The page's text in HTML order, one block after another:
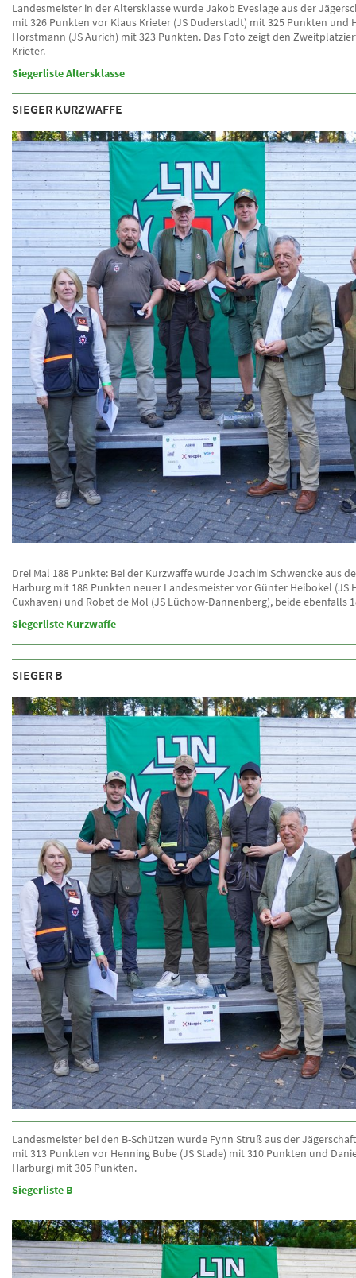
Landesmeister in der Altersklasse wurde Jakob Eveslage aus der
mit 326 Punkten vor Klaus Krieter (JS Duderstadt) mit 325 Punkten und
Horstmann (JS Aurich) mit 323 Punkten. Das Foto zeigt den
Krieter.
Siegerliste Altersklasse
SIEGER KURZWAFFE
Drei Mal 188 Punkte: Bei der Kurzwaffe wurde Joachim Schwencke aus
Harburg mit 188 Punkten neuer Landesmeister vor Günter Heibokel (JS
Cuxhaven) und Robet de Mol (JS Lüchow-Dannenberg), beide ebenfalls
Siegerliste Kurzwaffe
SIEGER B
Landesmeister bei den B-Schützen wurde Fynn Struß aus der
mit 313 Punkten vor Henning Bube (JS Stade) mit 310 Punkten und
Harburg) mit 305 Punkten.
Siegerliste B